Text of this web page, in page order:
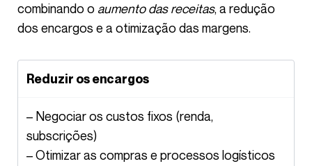
combinando o aumento das receitas, a redução
dos encargos e a otimização das margens.
Reduzir os encargos
– Negociar os custos fixos (renda,
subscrições)
– Otimizar as compras e processos logísticos